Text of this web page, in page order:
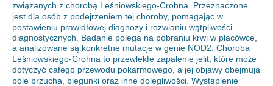
związanych z chorobą Leśniowskiego-Crohna. Przeznaczone
jest dla osób z podejrzeniem tej choroby, pomagając w
postawieniu prawidłowej diagnozy i rozwianiu wątpliwości
diagnostycznych. Badanie polega na pobraniu krwi w placówce,
a analizowane są konkretne mutacje w genie NOD2. Choroba
Leśniowskiego-Crohna to przewlekłe zapalenie jelit, które może
dotyczyć całego przewodu pokarmowego, a jej objawy obejmują
bóle brzucha, biegunki oraz inne dolegliwości. Wystąpienie